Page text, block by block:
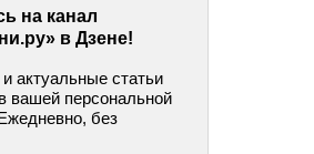
на канал
в Дзене!
актуальные статьи
вашей персональной
без